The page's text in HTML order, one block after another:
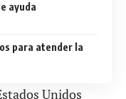
ayuda
para atender la
Unidos